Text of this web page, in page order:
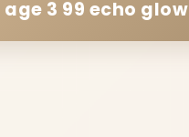
age 3 99 echo